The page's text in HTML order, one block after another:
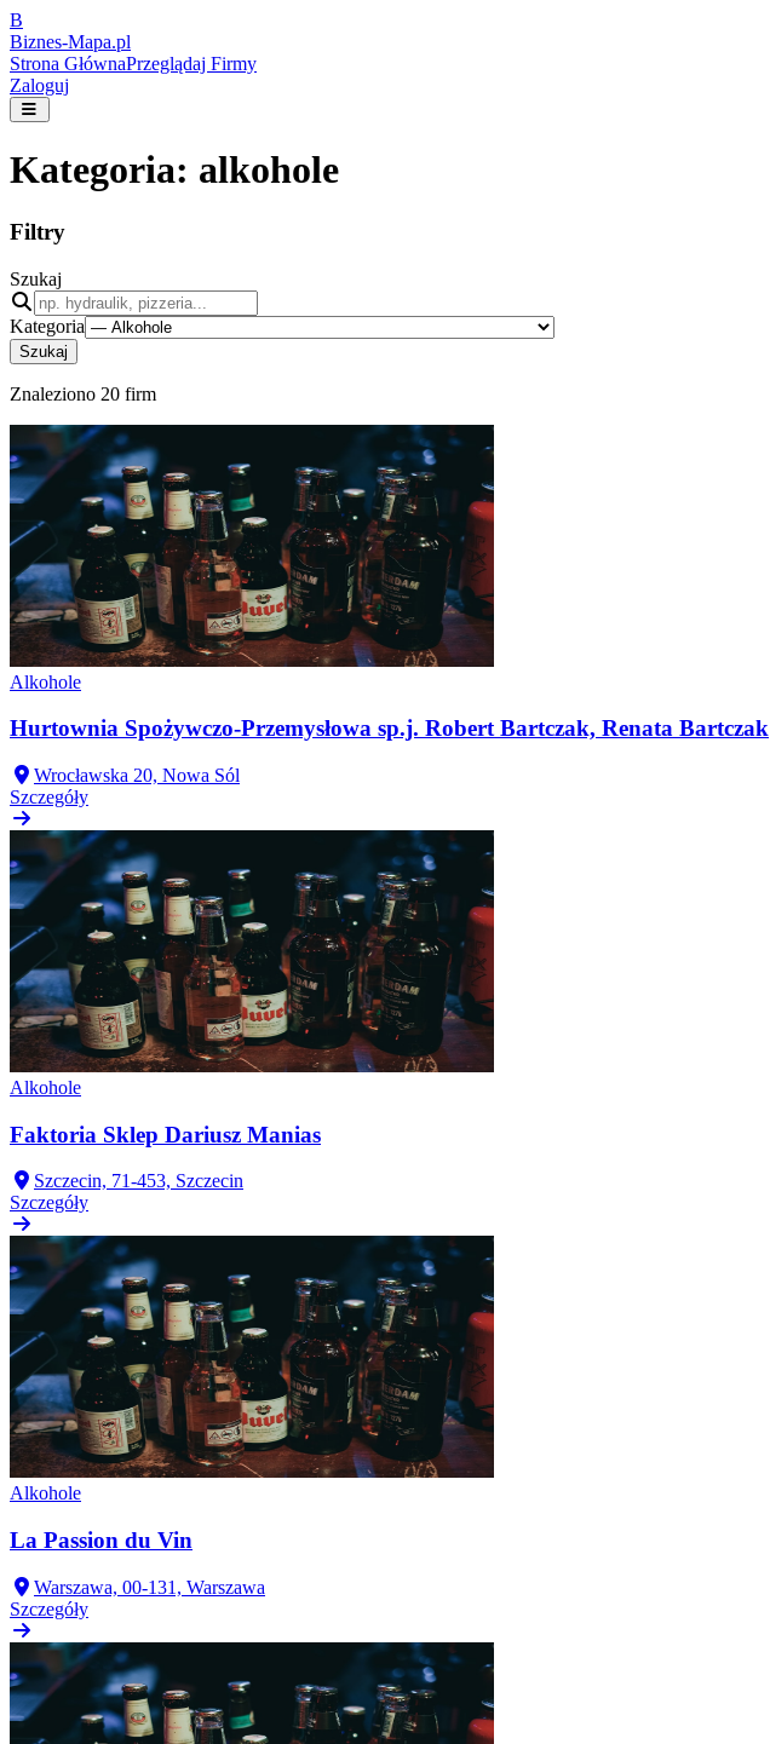
B
Biznes-Mapa.pl
Strona GłównaPrzeglądaj Firmy
Zaloguj
Kategoria: alkohole
Filtry
Szukaj
Kategoria
Szukaj
Znaleziono 20 firm
Alkohole
Hurtownia Spożywczo-Przemysłowa sp.j. Robert Bartczak, Renata Bartczak
Wrocławska 20, Nowa Sól
Szczegóły
Alkohole
Faktoria Sklep Dariusz Manias
Szczecin, 71-453, Szczecin
Szczegóły
Alkohole
La Passion du Vin
Warszawa, 00-131, Warszawa
Szczegóły